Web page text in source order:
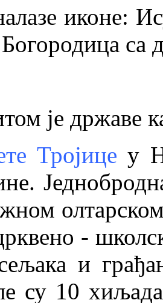
иконе:
са
је државе
Тројице у
-
и
су 10